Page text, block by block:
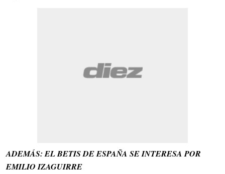
ADEMÁS: EL BETIS DE ESPAÑA SE INTERESA POR
EMILIO IZAGUIRRE